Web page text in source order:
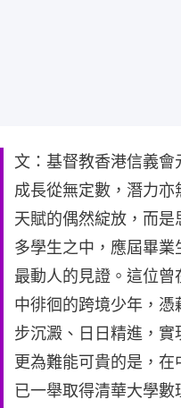
文：基督教香港信義
成長從無定數，潛力
天賦的偶然綻放，而
多學生之中，應屆畢
最動人的見證。這位
中徘徊的跨境少年，
步沉澱、日日精進，實
更為難能可貴的是，
已一舉取得清華大學數